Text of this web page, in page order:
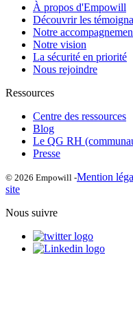
À propos d'Empowill
Découvrir les
Notre
Notre vision
La sécurité en priorité
Nous rejoindre
Ressources
Centre des ressources
Blog
Le QG RH
Presse
© 2026 Empowill -Mention
site
Nous suivre